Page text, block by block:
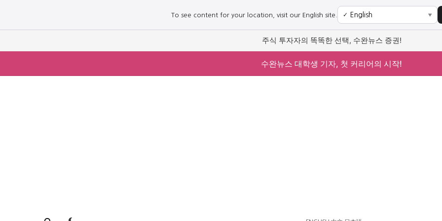
To see content for your location, visit our English site. ✓ ▼
주식 투자자의 똑똑한 선택, 수완뉴스 증권!
수완뉴스 대학생 기자, 첫 커리어의 시작!